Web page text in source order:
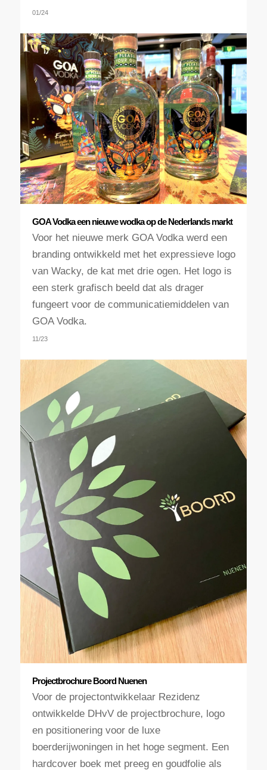
01/24
GOA Vodka een nieuwe wodka op de Nederlands markt
Voor het nieuwe merk GOA Vodka werd een
branding ontwikkeld met het expressieve logo
van Wacky, de kat met drie ogen. Het logo is
een sterk grafisch beeld dat als drager
fungeert voor de communicatiemiddelen van
GOA Vodka.
11/23
Projectbrochure Boord Nuenen
Voor de projectontwikkelaar Rezidenz
ontwikkelde DHvV de projectbrochure, logo
en positionering voor de luxe
boerderijwoningen in het hoge segment. Een
hardcover boek met preeg en goudfolie als